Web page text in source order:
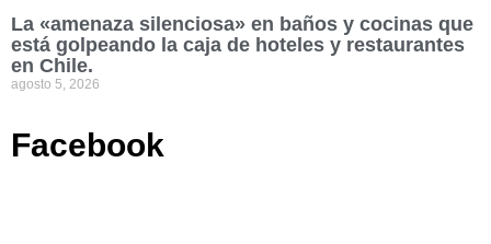
La «amenaza silenciosa» en baños y cocinas que
está golpeando la caja de hoteles y restaurantes
en Chile.
agosto 5, 2026
Facebook